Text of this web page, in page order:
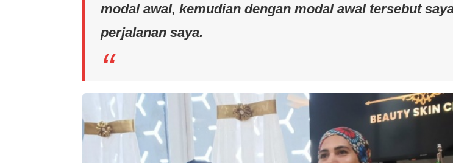
modal awal, kemudian dengan modal awal tersebut
perjalanan saya.